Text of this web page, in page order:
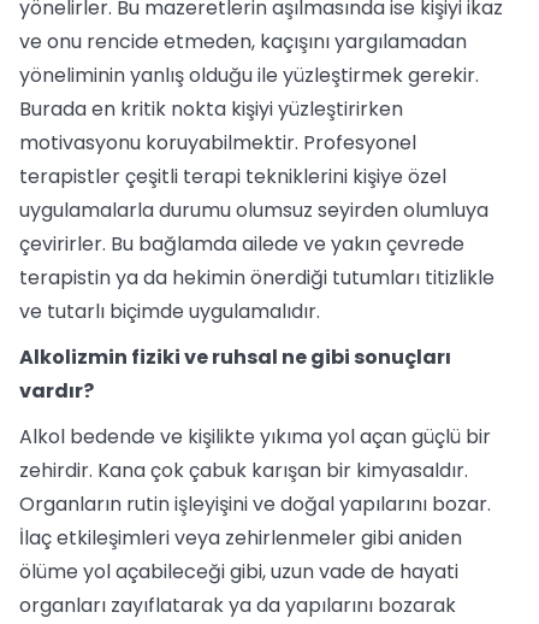
yönelirler. Bu mazeretlerin aşılmasında ise kişiyi ikaz
ve onu rencide etmeden, kaçışını yargılamadan
yöneliminin yanlış olduğu ile yüzleştirmek gerekir.
Burada en kritik nokta kişiyi yüzleştirirken
motivasyonu koruyabilmektir. Profesyonel
terapistler çeşitli terapi tekniklerini kişiye özel
uygulamalarla durumu olumsuz seyirden olumluya
çevirirler. Bu bağlamda ailede ve yakın çevrede
terapistin ya da hekimin önerdiği tutumları titizlikle
ve tutarlı biçimde uygulamalıdır.
Alkolizmin fiziki ve ruhsal ne gibi sonuçları
vardır?
Alkol bedende ve kişilikte yıkıma yol açan güçlü bir
zehirdir. Kana çok çabuk karışan bir kimyasaldır.
Organların rutin işleyişini ve doğal yapılarını bozar.
İlaç etkileşimleri veya zehirlenmeler gibi aniden
ölüme yol açabileceği gibi, uzun vade de hayati
organları zayıflatarak ya da yapılarını bozarak